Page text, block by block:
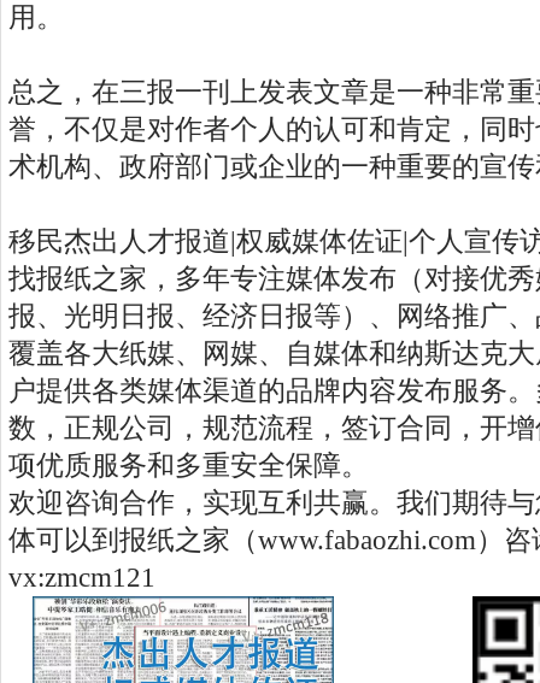
用。
总之，在三报一刊上发表文章是一种非常
誉，不仅是对作者个人的认可和肯定，同
术机构、政府部门或企业的一种重要的宣
移民杰出人才报道|权威媒体佐证|个人宣
找报纸之家，多年专注媒体发布（对接优
报、光明日报、经济日报等）、网络推广
覆盖各大纸媒、网媒、自媒体和纳斯达克
户提供各类媒体渠道的品牌内容发布服务
数，正规公司，规范流程，签订合同，开
项优质服务和多重安全保障。
欢迎咨询合作，实现互利共赢。我们期待
体可以到报纸之家（www.fabaozhi.com）
vx:zmcm121